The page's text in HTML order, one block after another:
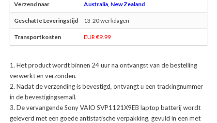
Australia, New Zealand
13-20 werkdagen
EUR €9.99
Het product wordt binnen 24 uur na ontvangst van de bestelling
verwerkt en verzonden.
Nadat de verzending is bevestigd, ontvangt u een trackingnummer
in de bevestigingsemail.
Devervangende Sony VAIO SVP1121X9EB laptop batterijwordt
geleverd met een goede antistatische verpakking, gevuld in een met